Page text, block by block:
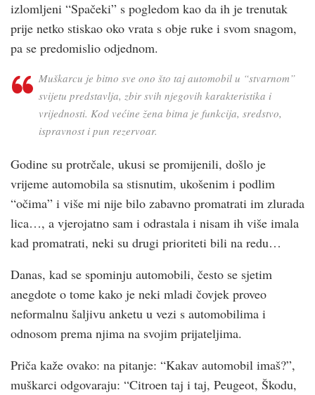
izlomljeni “Spačeki” s pogledom kao da ih je trenutak
prije netko stiskao oko vrata s obje ruke i svom snagom,
pa se predomislio odjednom.
Muškarcu je bitno sve ono što taj automobil u “stvarnom”
svijetu predstavlja, zbir svih njegovih karakteristika i
vrijednosti. Kod većine žena bitna je funkcija, sredstvo,
ispravnost i pun rezervoar.
Godine su protrčale, ukusi se promijenili, došlo je
vrijeme automobila sa stisnutim, ukošenim i podlim
“očima” i više mi nije bilo zabavno promatrati im zlurada
lica…, a vjerojatno sam i odrastala i nisam ih više imala
kad promatrati, neki su drugi prioriteti bili na redu…
Danas, kad se spominju automobili, često se sjetim
anegdote o tome kako je neki mladi čovjek proveo
neformalnu šaljivu anketu u vezi s automobilima i
odnosom prema njima na svojim prijateljima.
Priča kaže ovako: na pitanje: “Kakav automobil imaš?”,
muškarci odgovaraju: “Citroen taj i taj, Peugeot, Škodu,